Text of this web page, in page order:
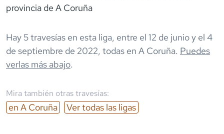
provincia de A Coruña
Hay 5travesías en esta liga, entre el 12 de junioy el 4
de septiembre de 2022, todas en A Coruña. Puedes
verlas más abajo.
Mira también otras travesías:
en A Coruña Ver todas las ligas